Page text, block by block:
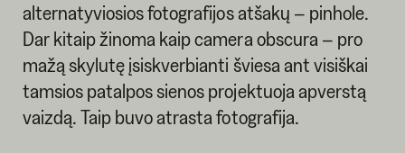
alternatyviosios fotografijos atšakų – pinhole.
Dar kitaip žinoma kaip camera obscura – pro
mažą skylutę įsiskverbianti šviesa ant visiškai
tamsios patalpos sienos projektuoja apverstą
vaizdą. Taip buvo atrasta fotografija.